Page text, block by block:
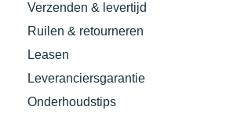
Verzenden & levertijd
Ruilen & retourneren
Leasen
Leveranciersgarantie
Onderhoudstips